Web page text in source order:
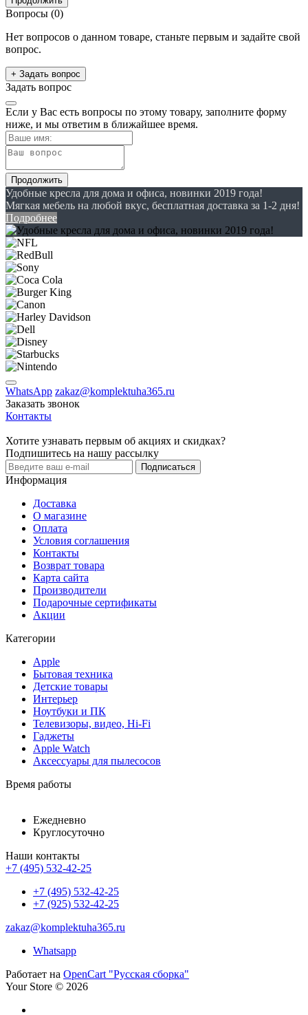
Вопросы (0)
Нет вопросов о данном товаре, станьте первым и задайте свой
вопрос.
+ Задать вопрос
Задать вопрос
Если у Вас есть вопросы по этому товару, заполните форму
ниже, и мы ответим в ближайшее время.
Продолжить
Удобные кресла для дома и офиса, новинки 2019 года!
Мягкая мебель на любой вкус, бесплатная доставка за 1-2 дня!
Подробнее
WhatsApp zakaz@komplektuha365.ru
Заказать звонок
Контакты
Хотите узнавать первым об акциях и скидках?
Подпишитесь на нашу рассылку
Подписаться
Информация
Доставка
О магазине
Оплата
Условия соглашения
Контакты
Возврат товара
Карта сайта
Производители
Подарочные сертификаты
Акции
Категории
Apple
Бытовая техника
Детские товары
Интерьер
Ноутбуки и ПК
Телевизоры, видео, Hi-Fi
Гаджеты
Apple Watch
Аксессуары для пылесосов
Время работы
Ежедневно
Круглосуточно
Наши контакты
+7 (495) 532-42-25
+7 (495) 532-42-25
+7 (925) 532-42-25
zakaz@komplektuha365.ru
Whatsapp
Работает на OpenCart "Русская сборка"
Your Store © 2026